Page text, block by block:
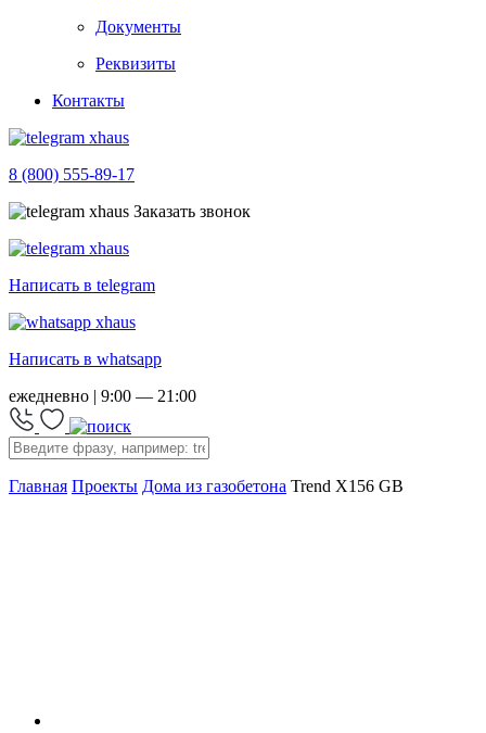
Документы
Реквизиты
Контакты
8 (800) 555-89-17
Заказать звонок
Написать в telegram
Написать в whatsapp
ежедневно | 9:00 — 21:00
Главная Проекты Дома из газобетона Trend X156 GB